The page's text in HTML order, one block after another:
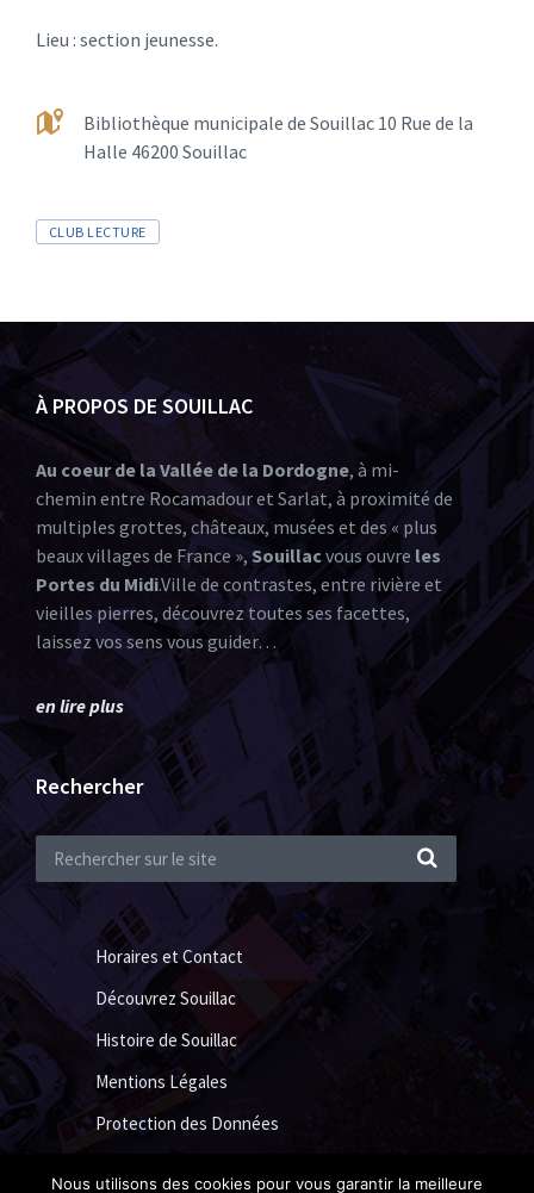
Lieu : section jeunesse.
Bibliothèque municipale de Souillac 10 Rue de la
Halle 46200 Souillac
CLUB LECTURE
À PROPOS DE SOUILLAC
Au coeur de la Vallée de la Dordogne, à mi-
chemin entre Rocamadour et Sarlat, à proximité de
multiples grottes, châteaux, musées et des « plus
beaux villages de France », Souillacvous ouvre les
Portes du Midi.Ville de contrastes, entre rivière et
vieilles pierres, découvrez toutes ses facettes,
laissez vos sens vous guider…
en lire plus
Rechercher
Horaires et Contact
Découvrez Souillac
Histoire de Souillac
Mentions Légales
Protection des Données
Nous utilisons des cookies pour vous garantir la meilleure